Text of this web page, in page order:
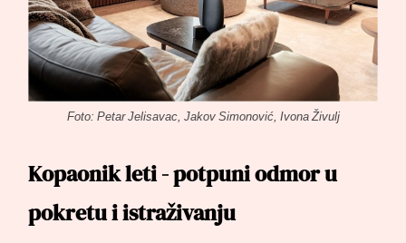
Foto: Petar Jelisavac, Jakov Simonović, Ivona Živulj
Kopaonik leti - potpuni odmor u
pokretu i istraživanju